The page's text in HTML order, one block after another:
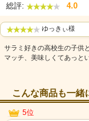
総評: 4.0
ゆっきぃ様
サラミ好きの高校生の子供
マッチ、美味しくてあっと
こんな商品も一緒
5位